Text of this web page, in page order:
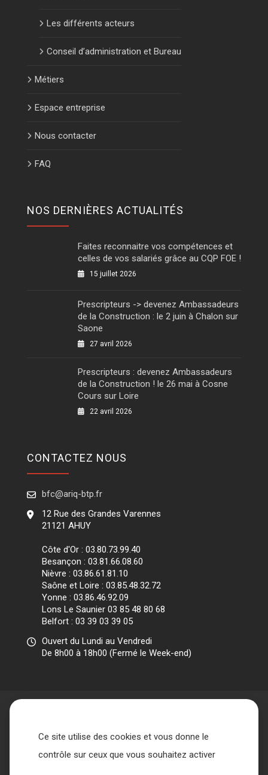
Les différents acteurs
Conseil d’administration et Bureau
Métiers
Espace entreprise
Nous contacter
FAQ
NOS DERNIÈRES ACTUALITÉS
Faites reconnaitre vos compétences et
celles de vos salariés grâce au CQP FOE !
15 juillet 2026
Prescripteurs -> devenez Ambassadeurs
de la Construction : le 2 juin à Chalon sur
Saone
27 avril 2026
Prescripteurs : devenez Ambassadeurs
de la Construction ! le 26 mai à Cosne
Cours sur Loire
22 avril 2026
CONTACTEZ NOUS
bfc@ariq-btp.fr
12 Rue des Grandes Varennes
21121 AHUY
Côte d'Or : 03.80.73.99.40
Besançon : 03.81.66.08.60
Nièvre : 03.86.61.81.10
Saône et Loire : 03.85.48.32.72
Yonne : 03.86.46.92.09
Lons Le Saunier 03 85 48 80 68
Belfort : 03 39 03 39 05
Ouvert du Lundi au Vendredi
De 8h00 à 18h00 (Fermé le Week-end)
Accueil
L’association
Qui sommes nous ?
Ce site utilise des cookies et vous donne le
contrôle sur ceux que vous souhaitez activer